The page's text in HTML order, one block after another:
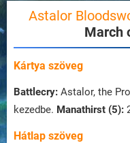
Astalor
March
Kártya szöveg
Battlecry: Astalor, the
kezedbe. Manathirst (5):
Hátlap szöveg